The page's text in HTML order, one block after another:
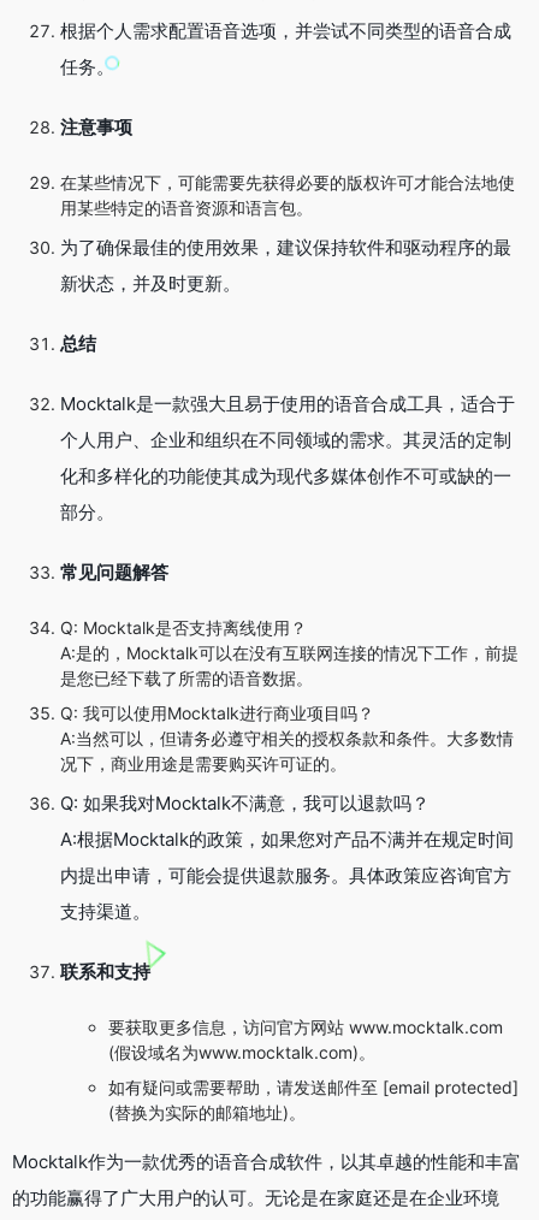
根据个人需求配置语音选项，并尝试不同类型的语音合成
任务。
注意事项
在某些情况下，可能需要先获得必要的版权许可才能合法地使
用某些特定的语音资源和语言包。
为了确保最佳的使用效果，建议保持软件和驱动程序的最
新状态，并及时更新。
总结
Mocktalk是一款强大且易于使用的语音合成工具，适合于
个人用户、企业和组织在不同领域的需求。其灵活的定制
化和多样化的功能使其成为现代多媒体创作不可或缺的一
部分。
常见问题解答
Q: Mocktalk是否支持离线使用？
A:是的，Mocktalk可以在没有互联网连接的情况下工作，前提
是您已经下载了所需的语音数据。
Q: 我可以使用Mocktalk进行商业项目吗？
A:当然可以，但请务必遵守相关的授权条款和条件。大多数情
况下，商业用途是需要购买许可证的。
Q: 如果我对Mocktalk不满意，我可以退款吗？
A:根据Mocktalk的政策，如果您对产品不满并在规定时间
内提出申请，可能会提供退款服务。具体政策应咨询官方
支持渠道。
联系和支持
要获取更多信息，访问官方网站 www.mocktalk.com
(假设域名为www.mocktalk.com)。
如有疑问或需要帮助，请发送邮件至 [email protected]
(替换为实际的邮箱地址)。
Mocktalk作为一款优秀的语音合成软件，以其卓越的性能和丰富
的功能赢得了广大用户的认可。无论是在家庭还是在企业环境